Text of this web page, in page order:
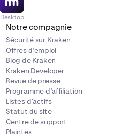
Desktop
Notre compagnie
Sécurité sur Kraken
Offres d’emploi
Blog de Kraken
Kraken Developer
Revue de presse
Programme d’affiliation
Listes d’actifs
Statut du site
Centre de support
Plaintes